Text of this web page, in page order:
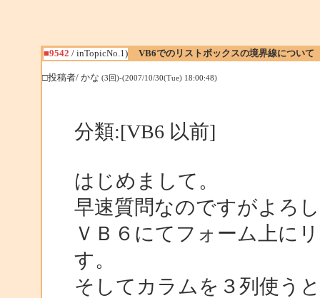
■9542 / inTopicNo.1) VB6でのリストボックスの境界線について
□投稿者/ かな (3回)-(2007/10/30(Tue) 18:00:48)
分類:[VB6 以前]
はじめまして。
早速質問なのですがよろ
ＶＢ６にてフォーム上に
す。
そしてカラムを３列使う